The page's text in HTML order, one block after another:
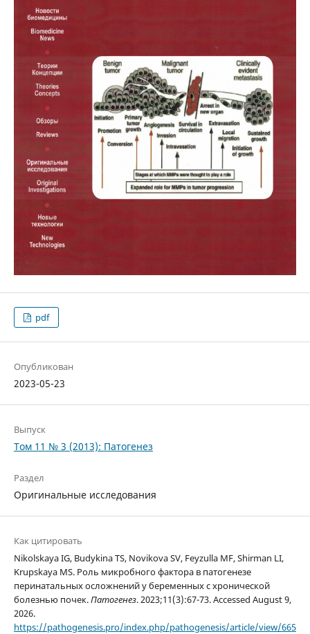
pdf
Опубликован
2023-05-23
Выпуск
Том 11 № 3 (2013): Патогенез
Раздел
Оригинальные исследования
Как цитировать
Nikolskaya IG, Budykina TS, Novikova SV, Feyzulla MF, Shirman LI,
Krupskaya MS. Роль микробного фактора в патогенезе
перинатальных осложнений у беременных с хронической
болезнью почек.Патогенез. 2023;11(3):67-73. Accessed August 9,
2026.
https://pathogenesis.pro/index.php/pathogenesis/article/view/665